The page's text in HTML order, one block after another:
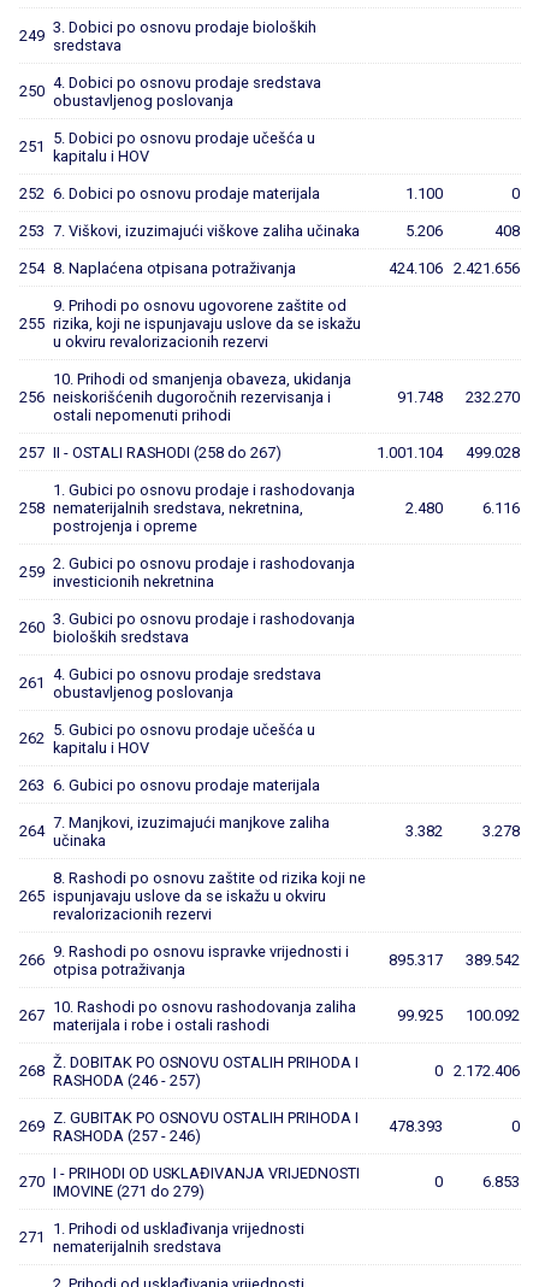
249 3. Dobici po osnovu prodaje bioloških
sredstava
250 4. Dobici po osnovu prodaje sredstava
obustavljenog poslovanja
251
5. Dobici po osnovu prodaje učešća u
kapitalu i HOV
252 6. Dobici po osnovu prodaje materijala 1.100 0
253 7. Viškovi, izuzimajući viškove zaliha učinaka 5.206 408
254 8. Naplaćena otpisana potraživanja 424.106 2.421.656
255
9. Prihodi po osnovu ugovorene zaštite od
rizika, koji ne ispunjavaju uslove da se iskažu
u okviru revalorizacionih rezervi
256
10. Prihodi od smanjenja obaveza, ukidanja
neiskorišćenih dugoročnih rezervisanja i
ostali nepomenuti prihodi
91.748 232.270
257 II - OSTALI RASHODI (258 do 267) 1.001.104 499.028
258
1. Gubici po osnovu prodaje i rashodovanja
nematerijalnih sredstava, nekretnina,
postrojenja i opreme
2.480 6.116
259 2. Gubici po osnovu prodaje i rashodovanja
investicionih nekretnina
260 3. Gubici po osnovu prodaje i rashodovanja
bioloških sredstava
261 4. Gubici po osnovu prodaje sredstava
obustavljenog poslovanja
262 5. Gubici po osnovu prodaje učešća u
kapitalu i HOV
263 6. Gubici po osnovu prodaje materijala
264 7. Manjkovi, izuzimajući manjkove zaliha
učinaka
3.382 3.278
265
8. Rashodi po osnovu zaštite od rizika koji ne
ispunjavaju uslove da se iskažu u okviru
revalorizacionih rezervi
266 9. Rashodi po osnovu ispravke vrijednosti i
otpisa potraživanja
895.317 389.542
267 10. Rashodi po osnovu rashodovanja zaliha
materijala i robe i ostali rashodi
99.925 100.092
268 Ž. DOBITAK PO OSNOVU OSTALIH PRIHODA I
RASHODA (246 - 257)
0 2.172.406
269 Z. GUBITAK PO OSNOVU OSTALIH PRIHODA I
RASHODA (257 - 246)
478.393 0
270 I - PRIHODI OD USKLAĐIVANJA VRIJEDNOSTI
IMOVINE (271 do 279)
0 6.853
271
1. Prihodi od usklađivanja vrijednosti
nematerijalnih sredstava